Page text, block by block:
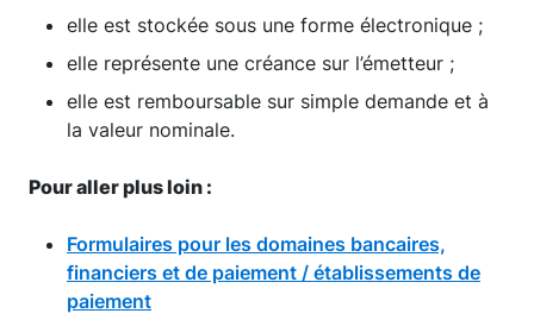
elle est stockée sous une forme électronique ;
elle représente une créance sur l’émetteur ;
elle est remboursable sur simple demande et à
la valeur nominale.
Pour aller plus loin :
Formulaires pour les domaines bancaires,
financiers et de paiement / établissements de
paiement